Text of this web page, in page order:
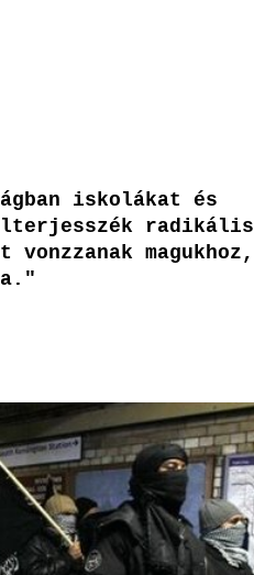
iskolákat és
radikális
magukhoz,